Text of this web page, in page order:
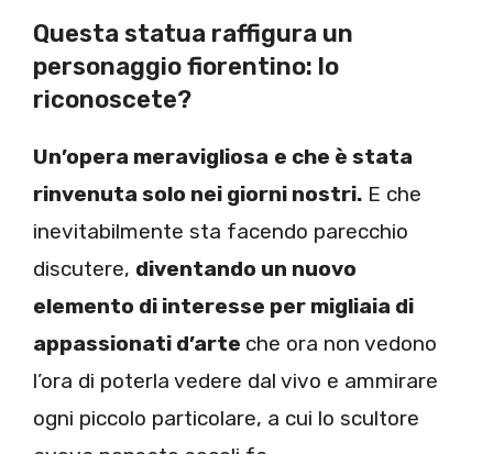
Questa statua raffigura un
personaggio fiorentino: lo
riconoscete?
Un’opera meravigliosa e che è stata
rinvenuta solo nei giorni nostri. E che
inevitabilmente sta facendo parecchio
discutere, diventando un nuovo
elemento di interesse per migliaia di
appassionati d’arte che ora non vedono
l’ora di poterla vedere dal vivo e ammirare
ogni piccolo particolare, a cui lo scultore